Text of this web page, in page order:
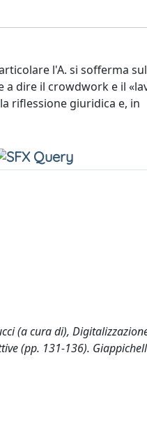
l'A. si sofferma
a dire il crowdwork e il
riflessione giuridica e, in
(a cura di),
(pp. 131-136).